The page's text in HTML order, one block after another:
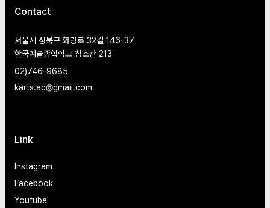
Contact
서울시 성북구 화랑로 32길 146-37
한국예술종합학교 창조관 213
02)746-9685
karts.ac@gmail.com
Link
Instagram
Facebook
Youtube